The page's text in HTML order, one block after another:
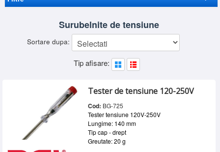
LICHIDARE
Surubelnite de tensiune
Sortare dupa:
Tip afisare:
Tester de tensiune 120-250V
Cod: BG-725
Tester tensiune 120V-250V
Lungime: 140 mm
Tip cap - drept
Greutate: 20 g